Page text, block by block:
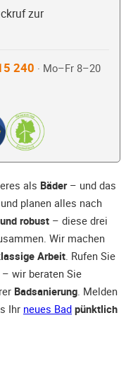
zur
240 · Mo–Fr 8–20
als Bäder– und das
planen alles nach
robust – diese drei
Wir machen
Arbeit. Rufen Sie
wir beraten Sie
Badsanierung. Melden
Ihr neues Bad pünktlich